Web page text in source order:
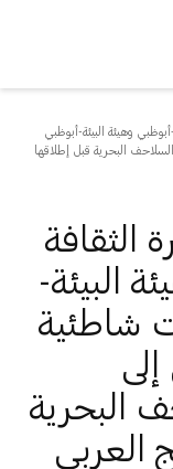
وهيئة البيئة-أبوظبي
البحرية قبل إطلاقها
الثقافة
البيئة-
شاطئية
البحرية
العربي